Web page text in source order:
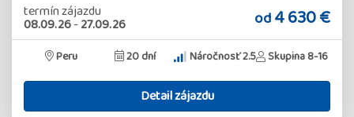
termín zájazdu
08.09.26-27.09.26 od4 630 €
Peru 20 dní Náročnosť 2.5 Skupina 8-16
Detail zájazdu